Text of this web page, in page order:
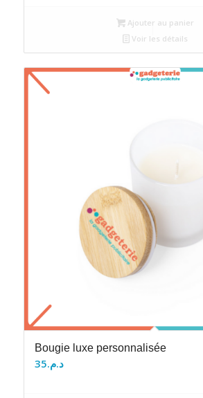
Ajouter au panier
Voir les détails
Bougie luxe personnalisée
د.م.35